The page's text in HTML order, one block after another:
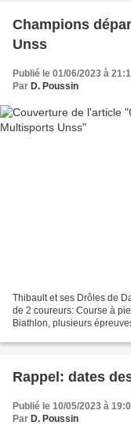
Champions
Unss
Publié le 01/06/2023 à
Par D. Poussin
Thibault et ses Drôles de
de 2 coureurs: Course à
Biathlon, plusieurs
Rappel: dates
Publié le 10/05/2023 à
Par D. Poussin